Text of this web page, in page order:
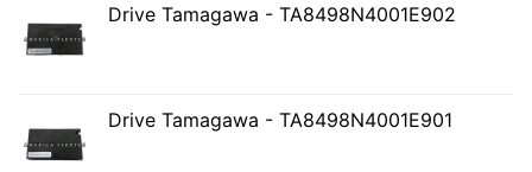
Drive Tamagawa - TA8498N4001E902
Drive Tamagawa - TA8498N4001E901